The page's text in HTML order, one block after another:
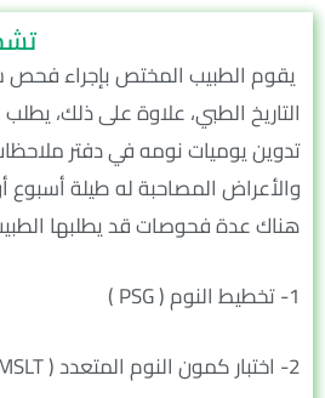
يقوم الطبيب المختص بإجراء
التاريخ الطبي، علاوة على ذلك،
تدوين يوميات نومه في دفتر
والأعراض المصاحبة له طيلة أسبوع
هناك عدة فحوصات قد يطلبها
1- تخطيط النوم ( PSG )
2- اختبار كمون النوم المتعدد ( MSLT )